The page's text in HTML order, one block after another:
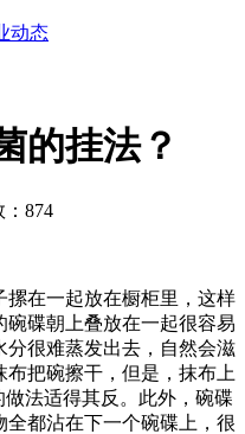
动态
的挂法？
874
在一起放在橱柜里，这样
碟朝上叠放在一起很容易
很难蒸发出去，自然会滋
把碗擦干，但是，抹布上
法适得其反。此外，碗碟
都沾在下一个碗碟上，很